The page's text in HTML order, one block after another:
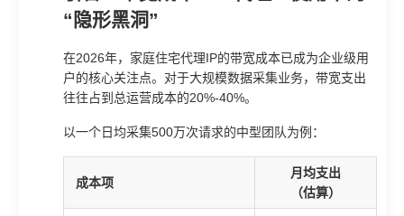
“隐形黑洞”
在2026年，家庭住宅代理IP的带宽成本已成为企业级用
户的核心关注点。对于大规模数据采集业务，带宽支出
往往占到总运营成本的20%-40%。
以一个日均采集500万次请求的中型团队为例：
成本项
月均支出
（估算）